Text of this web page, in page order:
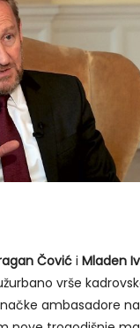
Čović i Mladen
vrše
ambasadore